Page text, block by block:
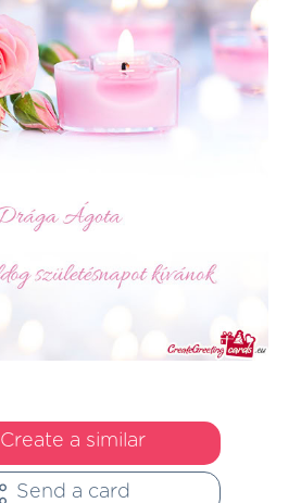
Create a similar
Send a card